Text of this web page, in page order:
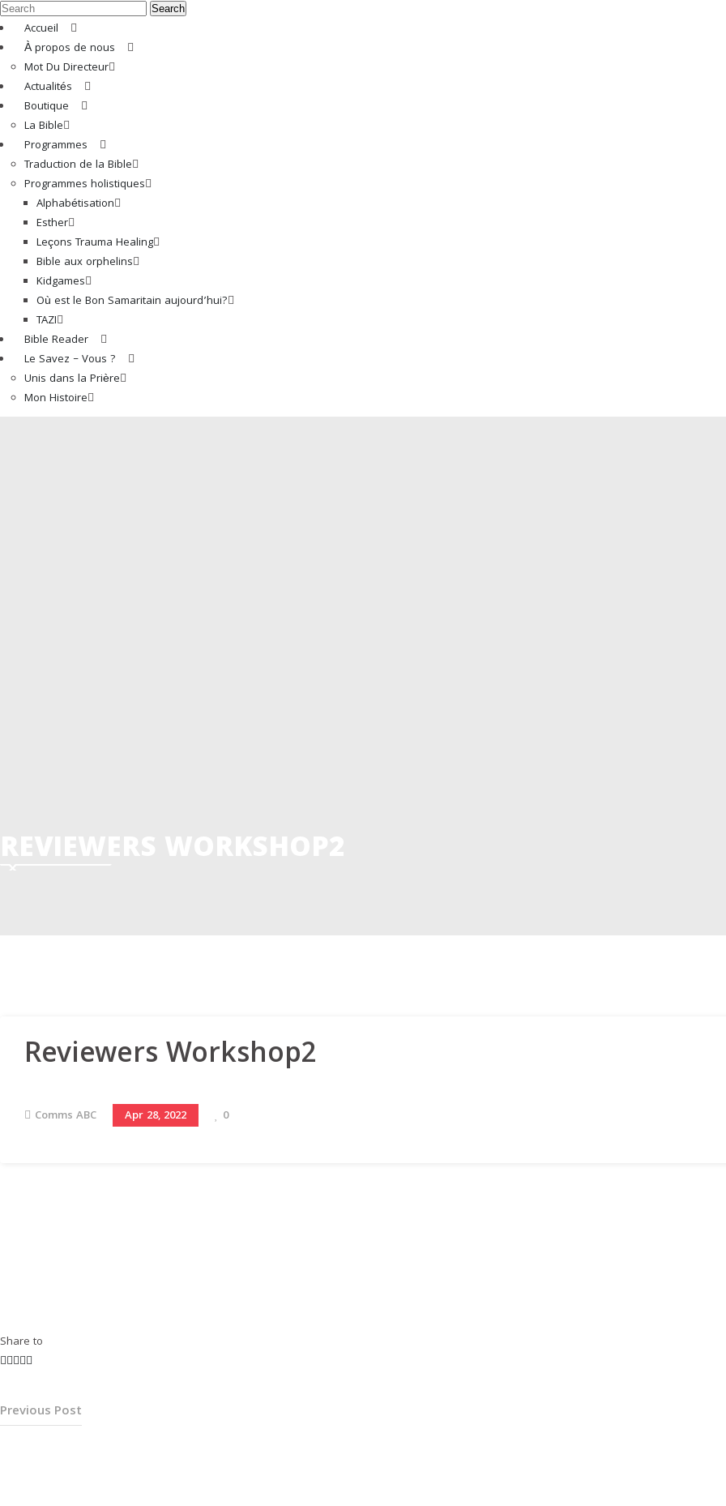
Search
Accueil
À propos de nous
Mot Du Directeur
Actualités
Boutique
La Bible
Programmes
Traduction de la Bible
Programmes holistiques
Alphabétisation
Esther
Leçons Trauma Healing
Bible aux orphelins
Kidgames
Où est le Bon Samaritain aujourd’hui?
TAZI
Bible Reader
Le Savez – Vous ?
Unis dans la Prière
Mon Histoire
Reviewers Workshop2
Comms ABC Apr 28, 2022 0
Share to
Previous Post